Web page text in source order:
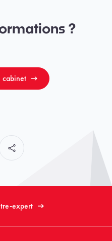
?
cabinet
expert